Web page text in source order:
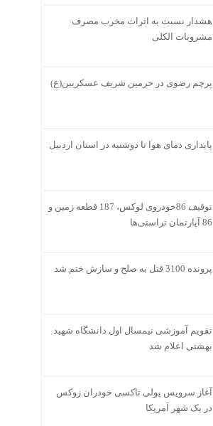
هشدار نسبت به اثرات مخرب مصرف
مشروبات الکلی
پرچم رضوی در حرمین شریف عسکریین(ع)
پایداری دمای هوا تا دوشنبه در استان اردبیل
توقیف 86خودروی لوکس، 187 قطعه زمین و
86 آپارتمان تراستی‌ها
پرونده 3100 قتل به صلح و سازش ختم شد
تقویم آموزشی نیمسال اول دانشگاه شهید
بهشتی اعلام شد
آغاز سرویس پولی تاکسی خودران زوکس
در یک شهر آمریکا